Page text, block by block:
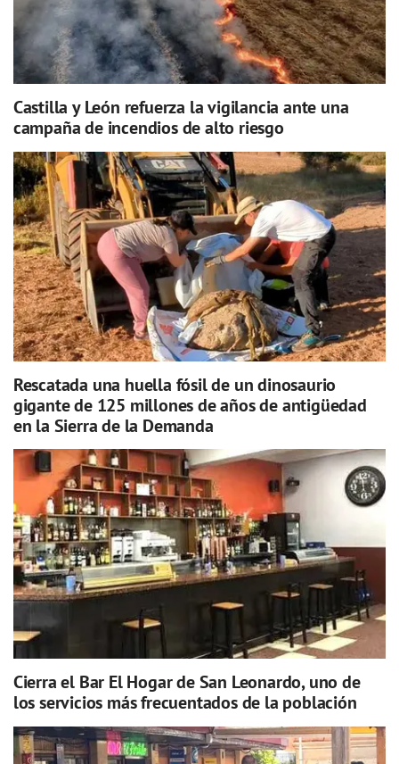
Castilla y León refuerza la vigilancia ante una
campaña de incendios de alto riesgo
Rescatada una huella fósil de un dinosaurio
gigante de 125 millones de años de antigüedad
en la Sierra de la Demanda
Cierra el Bar El Hogar de San Leonardo, uno de
los servicios más frecuentados de la población